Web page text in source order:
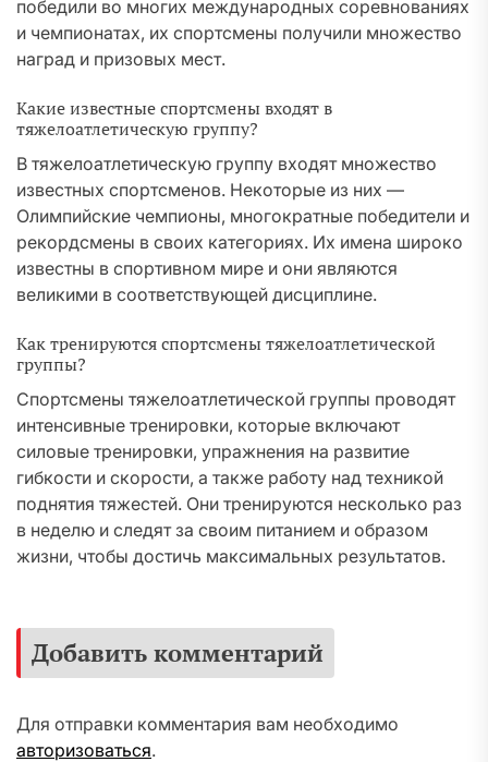
победили во многих международных соревнованиях
и чемпионатах, их спортсмены получили множество
наград и призовых мест.
Какие известные спортсмены входят в
тяжелоатлетическую группу?
В тяжелоатлетическую группу входят множество
известных спортсменов. Некоторые из них —
Олимпийские чемпионы, многократные победители и
рекордсмены в своих категориях. Их имена широко
известны в спортивном мире и они являются
великими в соответствующей дисциплине.
Как тренируются спортсмены тяжелоатлетической
группы?
Спортсмены тяжелоатлетической группы проводят
интенсивные тренировки, которые включают
силовые тренировки, упражнения на развитие
гибкости и скорости, а также работу над техникой
поднятия тяжестей. Они тренируются несколько раз
в неделю и следят за своим питанием и образом
жизни, чтобы достичь максимальных результатов.
Добавить комментарий
Для отправки комментария вам необходимо
авторизоваться.